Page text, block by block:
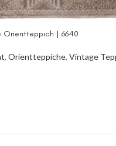
Orientteppich | 6640
, Orientteppiche, Vintage